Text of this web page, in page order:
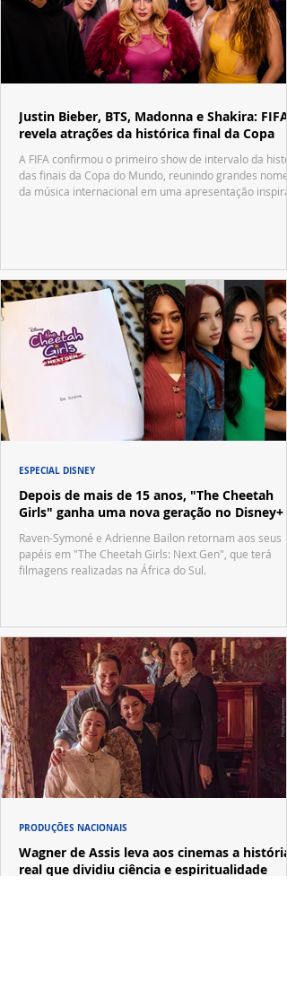
Justin Bieber, BTS, Madonna e Shakira: FIFA
revela atrações da histórica final da Copa
A FIFA confirmou o primeiro show de intervalo da
das finais da Copa do Mundo, reunindo grandes nomes
da música internacional em uma apresentação
Depois de mais de 15 anos, "The Cheetah
Girls" ganha uma nova geração no Disney+
Raven-Symoné e Adrienne Bailon retornam aos seus
papéis em "The Cheetah Girls: Next Gen", que terá
filmagens realizadas na África do Sul.
ESPECIAL DISNEY
Wagner de Assis leva aos cinemas a história
real que dividiu ciência e espiritualidade
PRODUÇÕES NACIONAIS